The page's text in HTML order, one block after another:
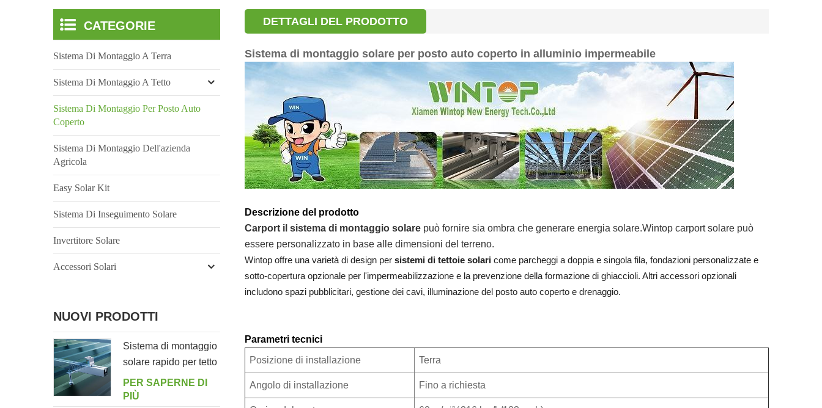
DETTAGLI DEL PRODOTTO
Sistema di montaggio solare per posto auto coperto in alluminio impermeabile
Descrizione del prodotto
Carport il sistema di montaggio solarepuò fornire sia ombra che generare energia solare.Wintopcarport solare può
essere personalizzato in base alle dimensioni del terreno.
Wintop offre una varietà di design per sistemi di tettoie solaricome parcheggi a doppia e singola fila, fondazioni personalizzate e
sotto-copertura opzionale per l'impermeabilizzazione e la prevenzione della formazione di ghiaccioli. Altri accessori opzionali
includono spazi pubblicitari, gestione dei cavi, illuminazione del posto auto coperto e drenaggio.
Parametri tecnici
Posizione di installazione
Terra
Angolo di installazione Fino a richiesta
CATEGORIE
Sistema Di Montaggio A Terra
Sistema Di Montaggio A Tetto
Sistema Di Montaggio Per Posto Auto
Coperto
Sistema Di Montaggio Dell'azienda
Agricola
Easy Solar Kit
Sistema Di Inseguimento Solare
Invertitore Solare
Accessori Solari
NUOVI PRODOTTI
Sistema di montaggio
solare rapido per tetto
in lamiera con bullone
di sospensione
PER SAPERNE DI
PIÙ